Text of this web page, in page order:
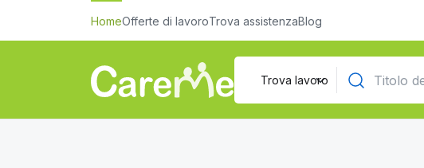
HomeOfferte di lavoroTrova assistenzaBlog